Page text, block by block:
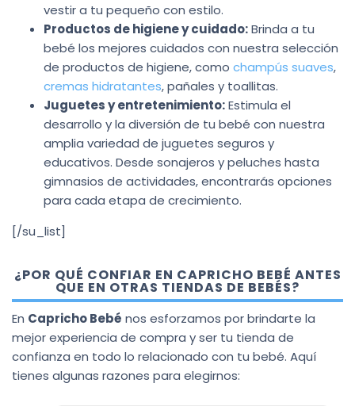
vestir a tu pequeño con estilo.
Productos de higiene y cuidado:Brinda a tu
bebé los mejores cuidados con nuestra selección
de productos de higiene, como champús suaves,
cremas hidratantes, pañales y toallitas.
Juguetes y entretenimiento:Estimula el
desarrollo y la diversión de tu bebé con nuestra
amplia variedad de juguetes seguros y
educativos. Desde sonajeros y peluches hasta
gimnasios de actividades, encontrarás opciones
para cada etapa de crecimiento.
[/su_list]
¿POR QUÉ CONFIAR EN CAPRICHO BEBÉ ANTES
QUE EN OTRAS TIENDAS DE BEBÉS?
En Capricho Bebé nos esforzamos por brindarte la
mejor experiencia de compra y ser tu tienda de
confianza en todo lo relacionado con tu bebé. Aquí
tienes algunas razones para elegirnos: